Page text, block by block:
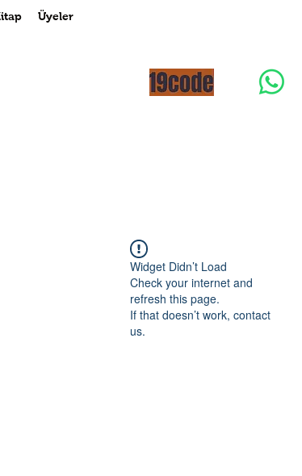
Üyeler
Widget Didn’t Load
Check your internet and
refresh this page.
If that doesn’t work, contact
us.